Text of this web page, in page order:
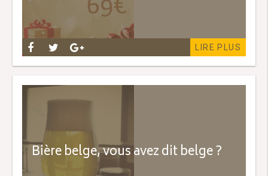
LIRE PLUS
Bière belge, vous avez dit belge ?